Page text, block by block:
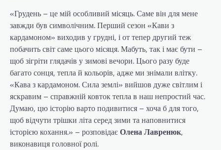
«Грудень – це мій особливий місяць. Саме він для мене
завжди був символічним. Перший сезон «Кави з
кардамоном» виходив у грудні, і от тепер другий теж
побачить світ саме цього місяця. Мабуть, так і має бути –
щоб зігріти глядачів у зимові вечори. Цього разу буде
багато сонця, тепла й кольорів, адже ми знімали влітку.
«Кава з кардамоном. Сила землі» вийшов дуже світлим і
яскравим – справжній ковток тепла в наш непростий час.
Думаю, цю історію варто подивитися – хоча б для того,
щоб відчути трішки літа серед зими та наповнитися
історією кохання.» – розповідаєОлена Лавренюк,
виконавиця головної ролі.